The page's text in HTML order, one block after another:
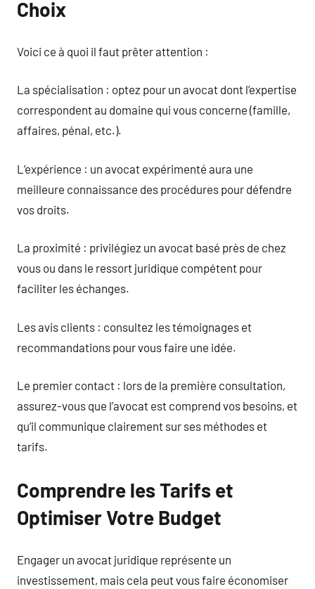
Choix
Voici ce à quoi il faut prêter attention :
La spécialisation : optez pour un avocat dont l’expertise
correspondent au domaine qui vous concerne (famille,
affaires, pénal, etc.).
L’expérience : un avocat expérimenté aura une
meilleure connaissance des procédures pour défendre
vos droits.
La proximité : privilégiez un avocat basé près de chez
vous ou dans le ressort juridique compétent pour
faciliter les échanges.
Les avis clients : consultez les témoignages et
recommandations pour vous faire une idée.
Le premier contact : lors de la première consultation,
assurez-vous que l’avocat est comprend vos besoins, et
qu’il communique clairement sur ses méthodes et
tarifs.
Comprendre les Tarifs et
Optimiser Votre Budget
Engager un avocat juridique représente un
investissement, mais cela peut vous faire économiser